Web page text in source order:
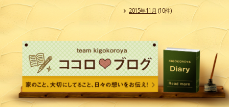
2015年11月(10件)